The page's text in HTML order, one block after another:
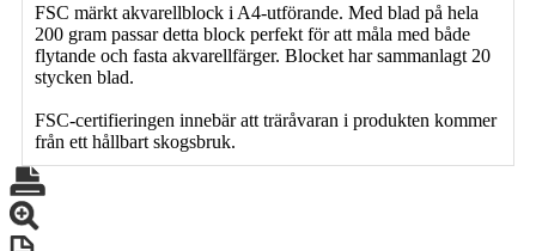
FSC märkt akvarellblock i A4-utförande. Med blad på hela
200 gram passar detta block perfekt för att måla med både
flytande och fasta akvarellfärger. Blocket har sammanlagt 20
stycken blad.
FSC-certifieringen innebär att träråvaran i produkten kommer
från ett hållbart skogsbruk.